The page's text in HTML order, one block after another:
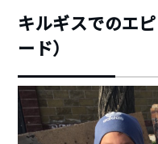
キルギスでのエ
ード）